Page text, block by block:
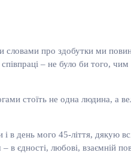
про здобутки ми
– не було би того,
стоїть не одна людина, а
і в день мого 45-ліття, дякую
єдності, любові, взаємній